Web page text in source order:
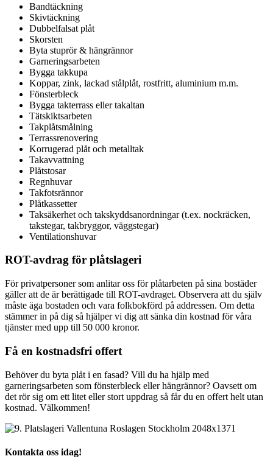
Bandtäckning
Skivtäckning
Dubbelfalsat plåt
Skorsten
Byta stuprör & hängrännor
Garneringsarbeten
Bygga takkupa
Koppar, zink, lackad stålplåt, rostfritt, aluminium m.m.
Fönsterbleck
Bygga takterrass eller takaltan
Tätskiktsarbeten
Takplåtsmålning
Terrassrenovering
Korrugerad plåt och metalltak
Takavvattning
Plåtstosar
Regnhuvar
Takfotsrännor
Plåtkassetter
Taksäkerhet och takskyddsanordningar (t.ex. nockräcken,
takstegar, takbryggor, väggstegar)
Ventilationshuvar
ROT-avdrag för plåtslageri
För privatpersoner som anlitar oss för plåtarbeten på sina bostäder
gäller att de är berättigade till ROT-avdraget. Observera att du själv
måste äga bostaden och vara folkbokförd på addressen. Om detta
stämmer in på dig så hjälper vi dig att sänka din kostnad för våra
tjänster med upp till 50 000 kronor.
Få en kostnadsfri offert
Behöver du byta plåt i en fasad? Vill du ha hjälp med
garneringsarbeten som fönsterbleck eller hängrännor? Oavsett om
det rör sig om ett litet eller stort uppdrag så får du en offert helt utan
kostnad. Välkommen!
Kontakta oss idag!